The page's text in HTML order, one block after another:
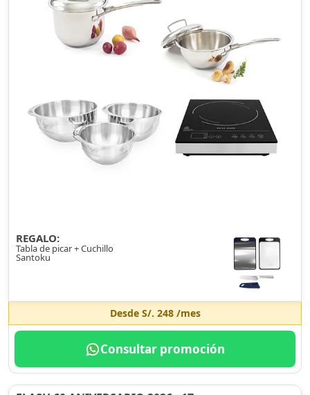
REGALO:
Tabla de picar + Cuchillo
Santoku
Desde S/. 248/mes
Consultar promoción